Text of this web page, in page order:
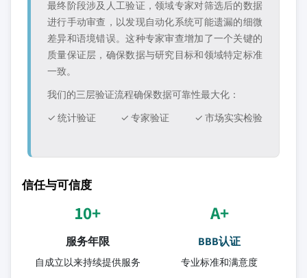
最终阶段涉及人工验证，领域专家对筛选后的数据
进行手动审查，以发现自动化系统可能遗漏的细微
差异和语境错误。这种专家审查增加了一个关键的
质量保证层，确保数据与研究目标和领域特定标准
一致。
我们的三层验证流程确保数据可靠性最大化：
✓ 统计验证
✓ 专家验证 ✓ 市场实实检验
信任与可信度
10+
服务年限
自成立以来持续提供服务
A+
BBB认证
专业标准和满意度